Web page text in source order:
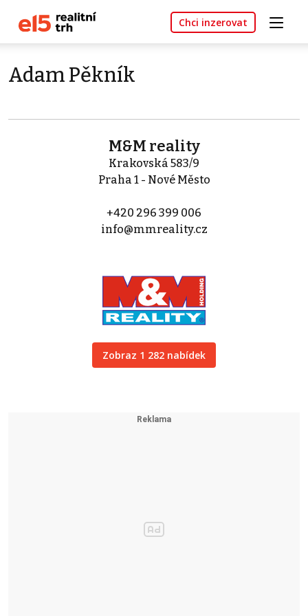
Chci inzerovat
Adam Pěkník
M&M reality
Krakovská 583/9
Praha 1 - Nové Město
+420 296 399 006
info@mmreality.cz
Zobraz 1 282 nabídek